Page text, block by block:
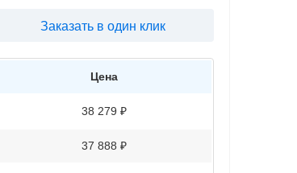
Заказать в один клик
Цена
38 279 ₽
37 888 ₽